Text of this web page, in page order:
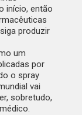
início, então
produzir
um
por
o spray
vai
sobretudo,